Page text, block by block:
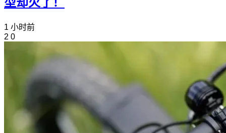
1 小时前
2 0